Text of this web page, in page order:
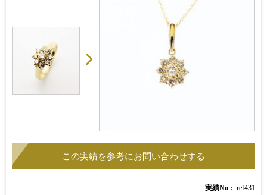
実績No ref431